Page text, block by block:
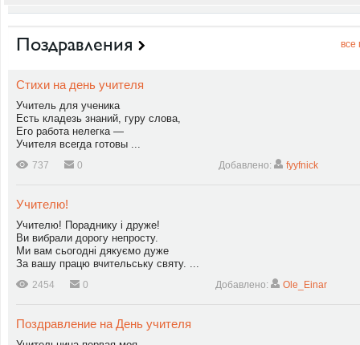
Поздравления все
Стихи на день учителя
Учитель для ученика
Есть кладезь знаний, гуру слова,
Его работа нелегка —
Учителя всегда готовы ...
737 0 Добавлено: fyyfnick
Учителю!
Учителю! Пораднику і друже!
Ви вибрали дорогу непросту.
Ми вам сьогодні дякуємо дуже
За вашу працю вчительську святу. ...
2454 0 Добавлено: Ole_Einar
Поздравление на День учителя